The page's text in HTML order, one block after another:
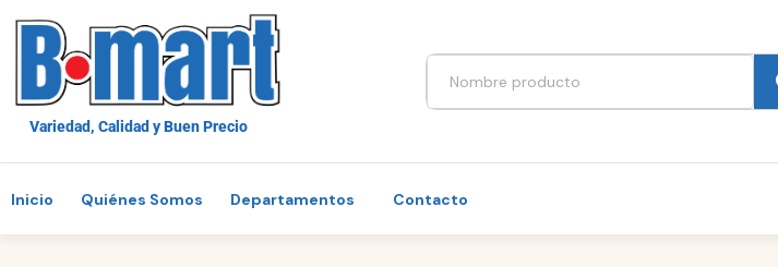
Variedad, Calidad y Buen Precio
Inicio Quiénes Somos Departamentos Contacto